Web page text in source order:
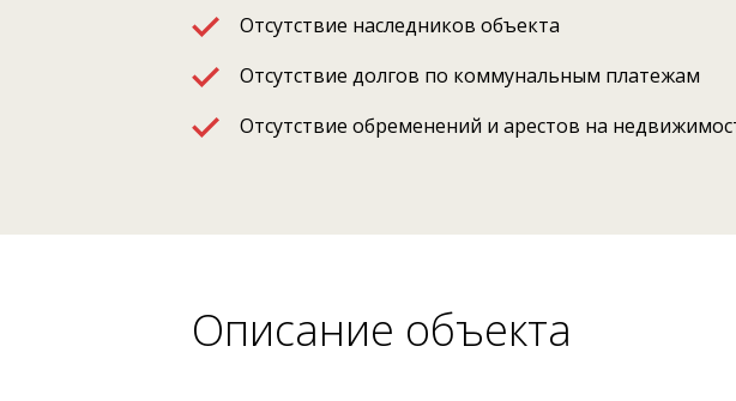
Отсутствие наследников объекта
Отсутствие долгов по коммунальным платежам
Отсутствие обременений и арестов на
Описание объекта